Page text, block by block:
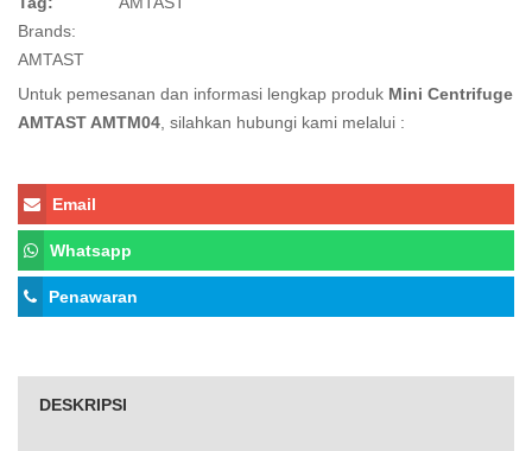
Brands:
AMTAST
Untuk pemesanan dan informasi lengkap produk Mini Centrifuge
AMTAST AMTM04 , silahkan hubungi kami melalui :
Email
Whatsapp
Penawaran
DESKRIPSI